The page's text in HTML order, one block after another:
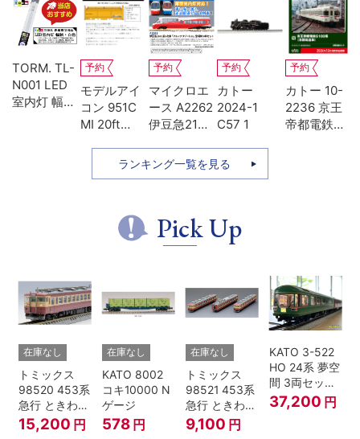
TORM. TL-
N001 LED
室内灯 幅狭
予約
モデルアイ
コン 951C
MI 20ft
予約
マイクロエ
ース A2262
伊豆急2100
ルファ・リ
ゾート21 登
予約
カトー
2024-1
C57 1
予約
カトー 10-
2236 京王
帝都電鉄
ランキング一覧を見る
Pick Up
在庫なし
トミックス
98520 453系
急行 ときわ
基本4両セッ
ト Nゲージ
15,200 円
在庫なし
KATO 8002
コキ10000 N
ゲージ
578 円
在庫なし
トミックス
98521 453系
急行 ときわ
増結3両セッ
ト Nゲージ
9,100 円
KATO 3-522
HO 24系 夢空
間 3両セット
HOゲージ
37,200 円